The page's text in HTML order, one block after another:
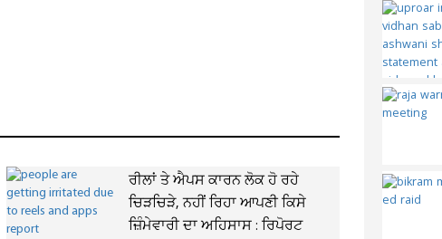
ਰੀਲਾਂ ਤੇ ਐਪਸ ਕਾਰਨ ਲੋਕ ਹੋ ਰਹੇ
ਚਿੜਚਿੜੇ, ਨਹੀਂ ਰਿਹਾ ਆਪਣੀ ਕਿਸੇ
ਜ਼ਿੰਮੇਵਾਰੀ ਦਾ ਅਹਿਸਾਸ : ਰਿਪੋਰਟ